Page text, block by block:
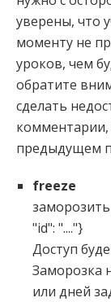
уверены, что
моменту не
уроков, чем
обратите
сделать
комментарии,
предыдущем
freeze
"id": "...."}
Доступ
Заморозка
или дней